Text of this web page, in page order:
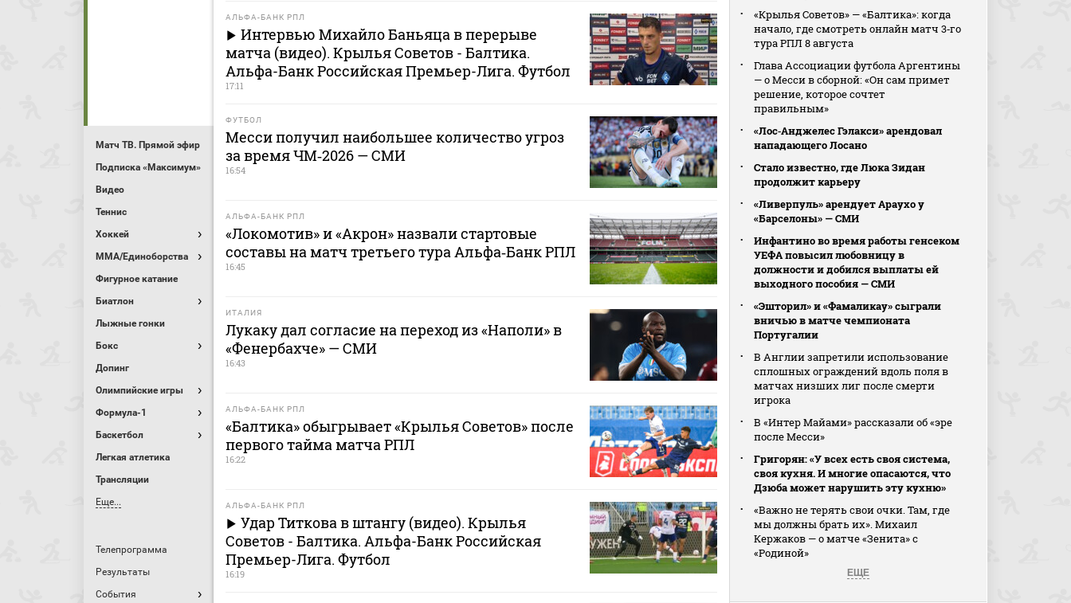
Матч ТВ. Прямой эфир
Подписка «Максимум»
Видео
Теннис
Хоккей
MMA/Единоборства
Фигурное катание
Биатлон
Лыжные гонки
Бокс
Допинг
Олимпийские игры
Формула-1
Баскетбол
Легкая атлетика
Трансляции
Еще...
Телепрограмма
Результаты
События
АЛЬФА-БАНК РПЛ
Интервью Михайло Баньяца в перерыве
матча (видео). Крылья Советов - Балтика.
Альфа-Банк Российская Премьер-Лига. Футбол
17:11
ФУТБОЛ
Месси получил наибольшее количество угроз
за время ЧМ‑2026 — СМИ
16:54
АЛЬФА-БАНК РПЛ
«Локомотив» и «Акрон» назвали стартовые
составы на матч третьего тура Альфа‑Банк РПЛ
16:45
ИТАЛИЯ
Лукаку дал согласие на переход из «Наполи» в
«Фенербахче» — СМИ
16:43
АЛЬФА-БАНК РПЛ
«Балтика» обыгрывает «Крылья Советов» после
первого тайма матча РПЛ
16:22
АЛЬФА-БАНК РПЛ
Удар Титкова в штангу (видео). Крылья
Советов - Балтика. Альфа-Банк Российская
Премьер-Лига. Футбол
16:19
«Крылья Советов» — «Балтика»: когда
начало, где смотреть онлайн матч 3‑го
тура РПЛ 8 августа
Глава Ассоциации футбола Аргентины
— о Месси в сборной: «Он сам примет
решение, которое сочтет
правильным»
«Лос‑Анджелес Гэлакси» арендовал
нападающего Лосано
Стало известно, где Люка Зидан
продолжит карьеру
«Ливерпуль» арендует Араухо у
«Барселоны» — СМИ
Инфантино во время работы генсеком
УЕФА повысил любовницу в
должности и добился выплаты ей
выходного пособия — СМИ
«Эшторил» и «Фамаликау» сыграли
вничью в матче чемпионата
Португалии
В Англии запретили использование
сплошных ограждений вдоль поля в
матчах низших лиг после смерти
игрока
В «Интер Майами» рассказали об «эре
после Месси»
Григорян: «У всех есть своя система,
своя кухня. И многие опасаются, что
Дзюба может нарушить эту кухню»
«Важно не терять свои очки. Там, где
мы должны брать их». Михаил
Кержаков — о матче «Зенита» с
«Родиной»
ЕЩЕ